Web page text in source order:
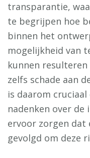
transparantie,
te begrijpen hoe
binnen het
mogelijkheid van
kunnen
zelfs schade aan
is daarom
nadenken over de
ervoor zorgen
gevolgd om deze